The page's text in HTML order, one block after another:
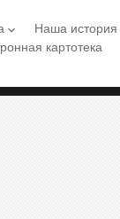
keyboard_arrow_down Наша история
картотека